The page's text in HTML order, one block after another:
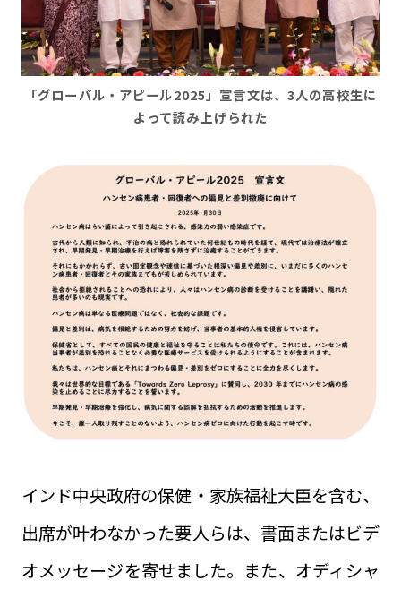
「グローバル・アピール2025」宣言文は、3人の高校生に
よって読み上げられた
インド中央政府の保健・家族福祉大臣を含む、
出席が叶わなかった要人らは、書面またはビデ
オメッセージを寄せました。また、オディシャ